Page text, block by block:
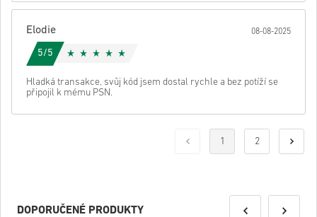
Elodie 08-08-2025
5/5
Hladká transakce, svůj kód jsem dostal rychle a bez potíží se
připojil k mému PSN.
1 2
DOPORUČENÉ PRODUKTY